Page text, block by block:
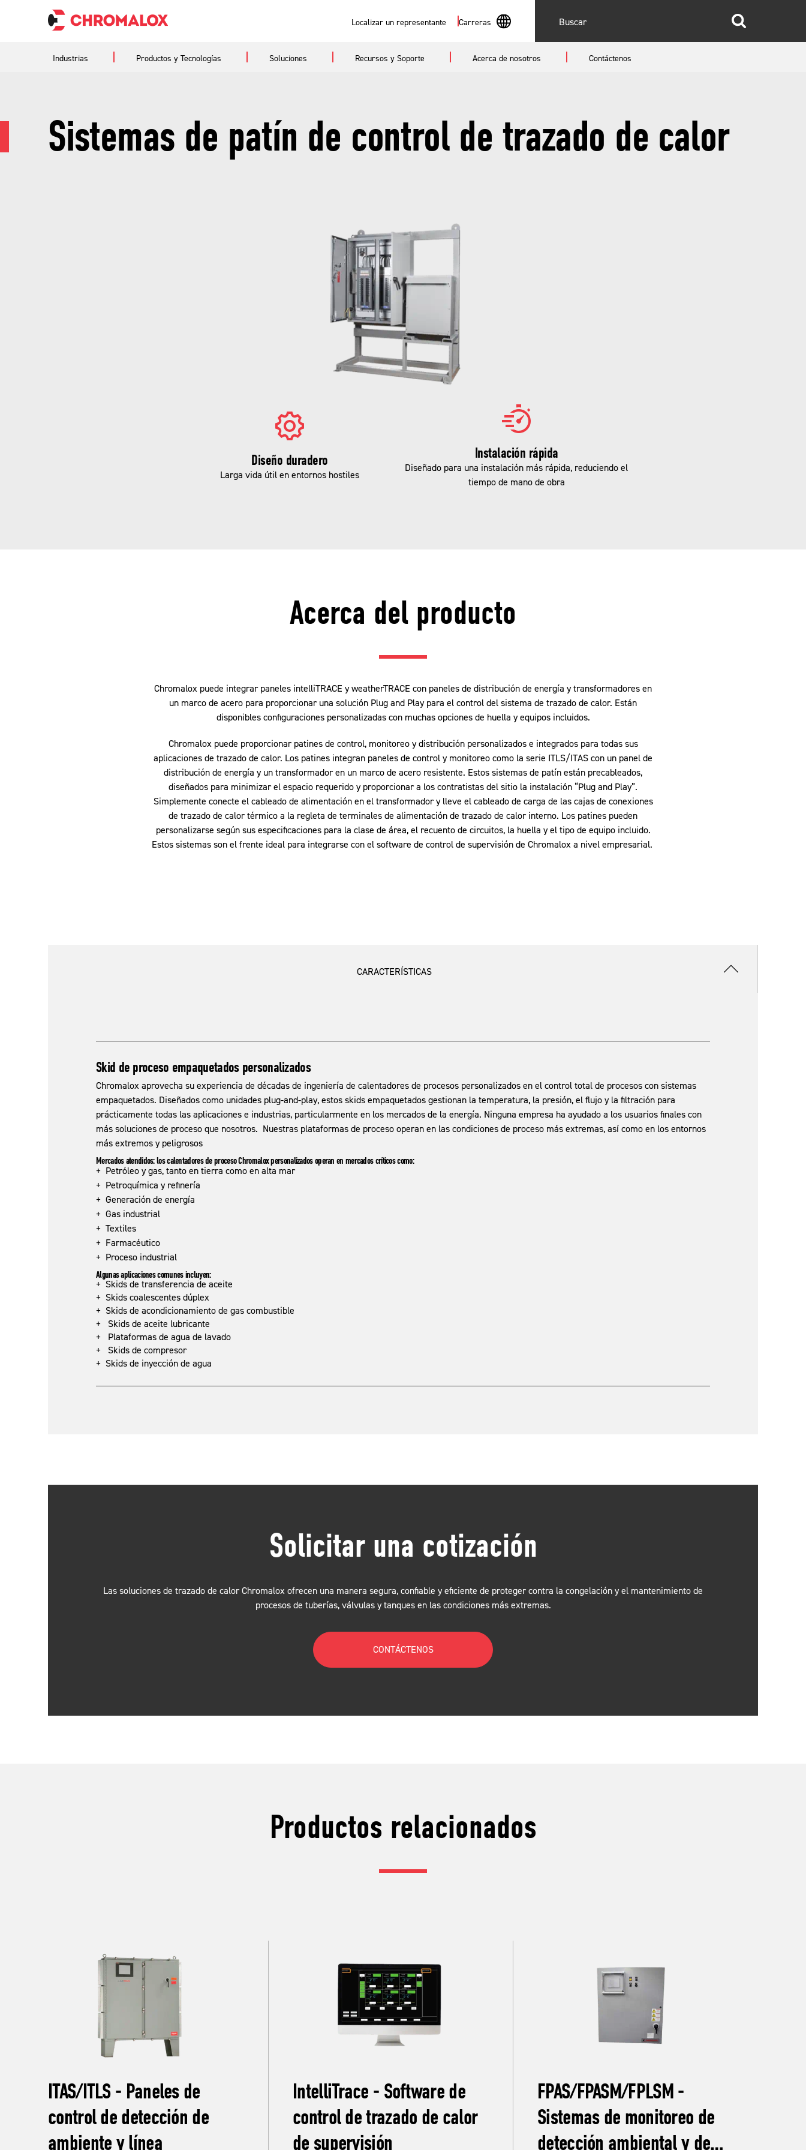
Localizar un representante Carreras
English
Buscar
Industrias Productos y Tecnologías Soluciones Recursos y Soporte Acerca de nosotros Contáctenos
Sistemas de patín de control de trazado de calor
Diseño duradero
Larga vida útil en entornos hostiles
Instalación rápida
Diseñado para una instalación más rápida, reduciendo el
tiempo de mano de obra
Acerca del producto
Chromalox puede integrar paneles intelliTRACE y weatherTRACE con paneles de distribución de energía y transformadores en
un marco de acero para proporcionar una solución Plug and Play para el control del sistema de trazado de calor. Están
disponibles configuraciones personalizadas con muchas opciones de huella y equipos incluidos.
Chromalox puede proporcionar patines de control, monitoreo y distribución personalizados e integrados para todas sus
aplicaciones de trazado de calor. Los patines integran paneles de control y monitoreo como la serie ITLS/ITAS con un panel de
distribución de energía y un transformador en un marco de acero resistente. Estos sistemas de patín están precableados,
diseñados para minimizar el espacio requerido y proporcionar a los contratistas del sitio la instalación “Plug and Play”.
Simplemente conecte el cableado de alimentación en el transformador y lleve el cableado de carga de las cajas de conexiones
de trazado de calor térmico a la regleta de terminales de alimentación de trazado de calor interno. Los patines pueden
personalizarse según sus especificaciones para la clase de área, el recuento de circuitos, la huella y el tipo de equipo incluido.
Estos sistemas son el frente ideal para integrarse con el software de control de supervisión de Chromalox a nivel empresarial.
CARACTERÍSTICAS
Skid de proceso empaquetados personalizados
Chromalox aprovecha su experiencia de décadas de ingeniería de calentadores de procesos personalizados en el control total de procesos con sistemas
empaquetados. Diseñados como unidades plug-and-play, estos skids empaquetados gestionan la temperatura, la presión, el flujo y la filtración para
prácticamente todas las aplicaciones e industrias, particularmente en los mercados de la energía. Ninguna empresa ha ayudado a los usuarios finales con
más soluciones de proceso que nosotros. Nuestras plataformas de proceso operan en las condiciones de proceso más extremas, así como en los entornos
más extremos y peligrosos
Mercados atendidos:los calentadores de proceso Chromalox personalizados operan en mercados críticos como:
+ Petróleo y gas, tanto en tierra como en alta mar
+ Petroquímica y refinería
+ Generación de energía
+ Gas industrial
+ Textiles
+ Farmacéutico
+ Proceso industrial
Algunas aplicaciones comunes incluyen:
+ Skids de transferencia de aceite
+ Skids coalescentes dúplex
+ Skids de acondicionamiento de gas combustible
+ Skids de aceite lubricante
+ Plataformas de agua de lavado
+ Skids de compresor
+ Skids de inyección de agua
Solicitar una cotización
Las soluciones de trazado de calor Chromalox ofrecen una manera segura, confiable y eficiente de proteger contra la congelación y el mantenimiento de
procesos de tuberías, válvulas y tanques en las condiciones más extremas.
CONTÁCTENOS
Productos relacionados
ITAS/ITLS - Paneles de
control de detección de
ambiente y línea
IntelliTrace - Software de
control de trazado de calor
de supervisión
FPAS/FPASM/FPLSM -
Sistemas de monitoreo de
detección ambiental y de